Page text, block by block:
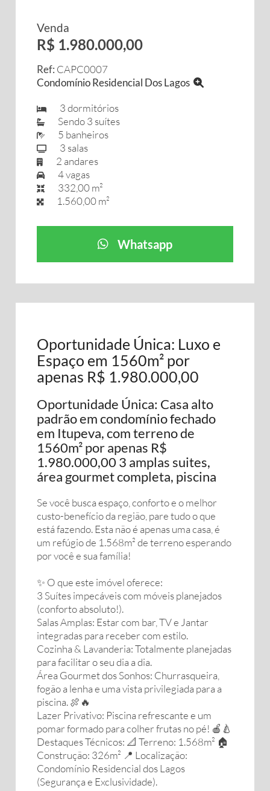
Venda
R$ 1.980.000,00
Ref: CAPC0007
Condomínio Residencial Dos Lagos
3 dormitórios
Sendo 3 suítes
5 banheiros
3 salas
2 andares
4 vagas
332,00 m²
1.560,00 m²
Whatsapp
Oportunidade Única: Luxo e
Espaço em 1560m² por
apenas R$ 1.980.000,00
Oportunidade Única: Casa alto
padrão em condomínio fechado
em Itupeva, com terreno de
1560m² por apenas R$
1.980.000,00 3 amplas suites,
área gourmet completa, piscina
Se você busca espaço, conforto e o melhor
custo-benefício da região, pare tudo o que
está fazendo. Esta não é apenas uma casa, é
um refúgio de 1.568m² de terreno esperando
por você e sua família!
✨ O que este imóvel oferece:
3 Suítes impecáveis com móveis planejados
(conforto absoluto!).
Salas Amplas: Estar com bar, TV e Jantar
integradas para receber com estilo.
Cozinha & Lavanderia: Totalmente planejadas
para facilitar o seu dia a dia.
Área Gourmet dos Sonhos: Churrasqueira,
fogão a lenha e uma vista privilegiada para a
piscina. 🍖🔥
Lazer Privativo: Piscina refrescante e um
pomar formado para colher frutas no pé! 🍎🍐
Destaques Técnicos: 📐 Terreno: 1.568m² 🏠
Construção: 326m² 📍 Localização:
Condomínio Residencial dos Lagos
(Segurança e Exclusividade).